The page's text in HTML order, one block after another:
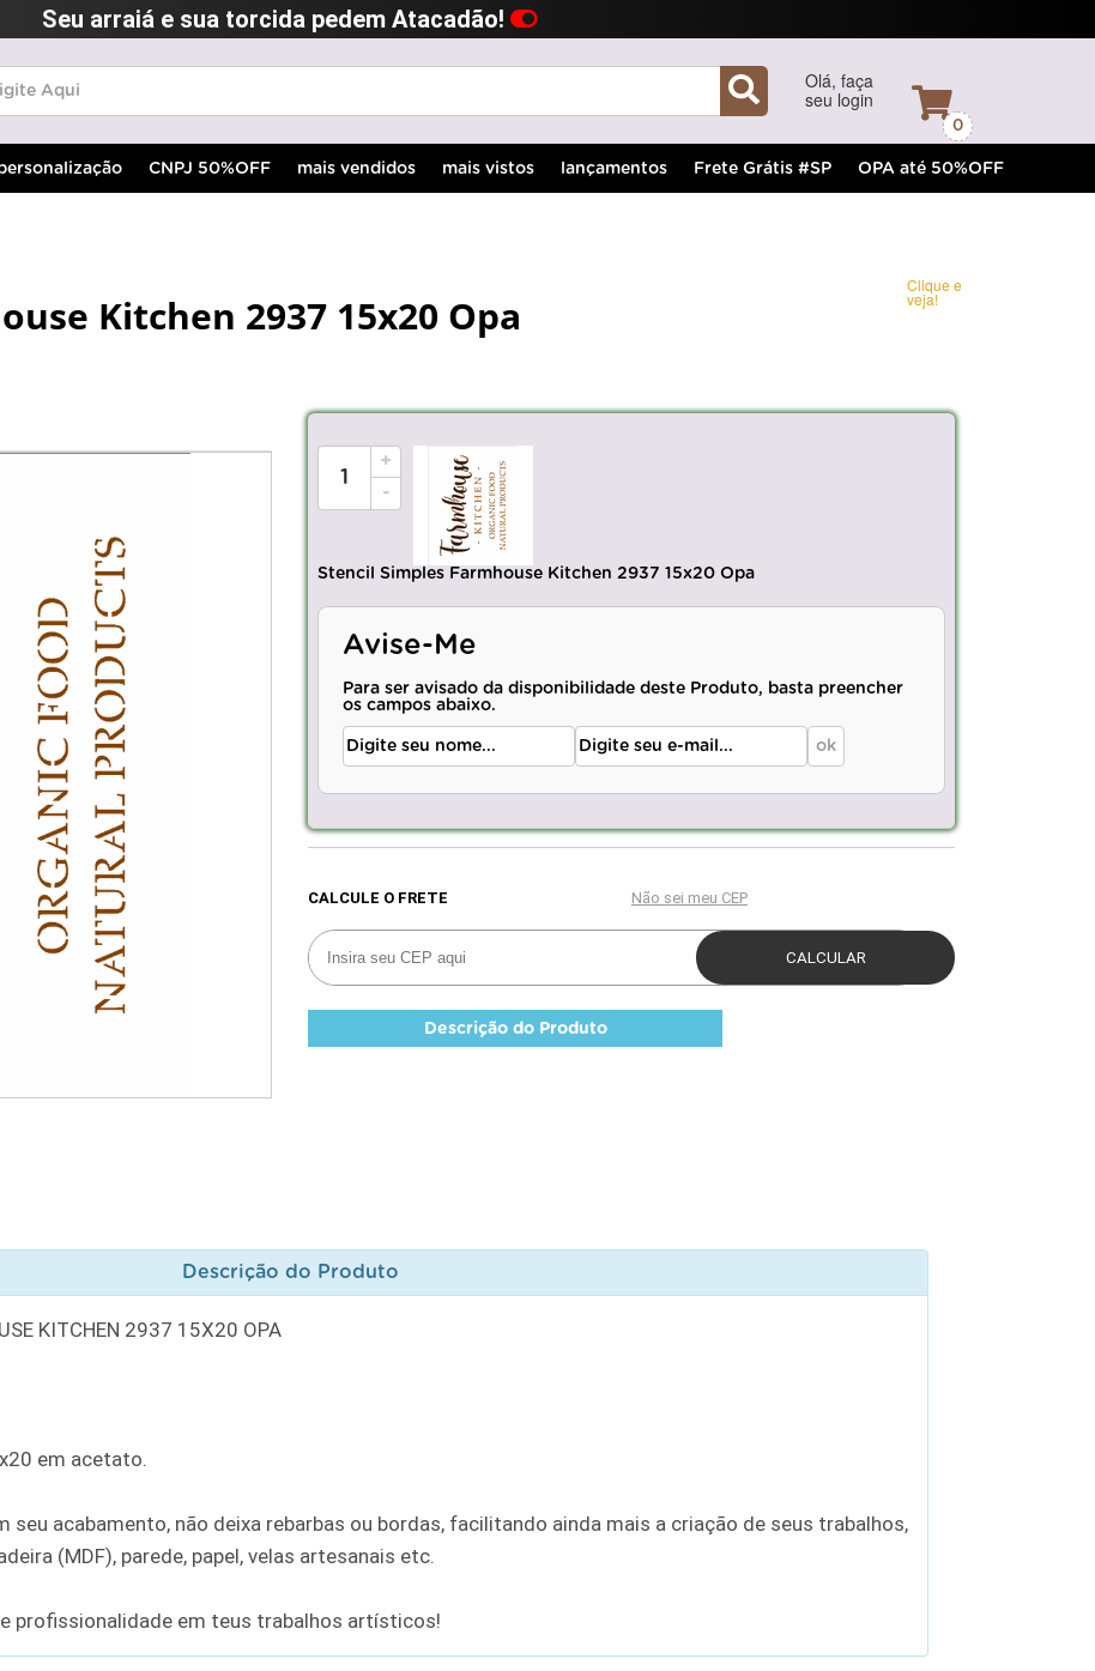
Seu arraiá e sua torcida pedem Atacadão!
Olá, faça
seu login
0
CNPJ 50%OFF mais vendidos mais vistos lançamentos Frete Grátis #SP OPA até 50%OFF
Kitchen 2937 15x20 Opa
Clique e
veja!
+
-
Stencil Simples Farmhouse Kitchen 2937 15x20 Opa
Avise-Me
Para ser avisado da disponibilidade deste Produto, basta preencher
os campos abaixo.
Descrição do Produto
Descrição do Produto
KITCHEN 2937 15X20 OPA
em acetato.
seu acabamento, não deixa rebarbas ou bordas, facilitando ainda mais a criação de seus trabalhos,
(MDF), parede, papel, velas artesanais etc.
profissionalidade em teus trabalhos artísticos!